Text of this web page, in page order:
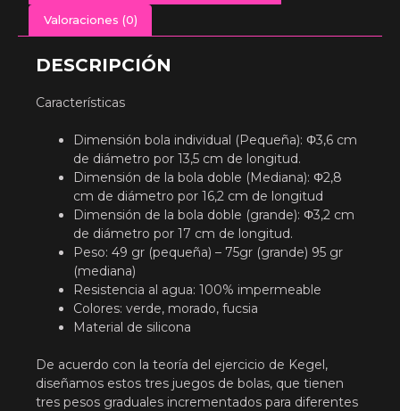
Valoraciones (0)
DESCRIPCIÓN
Características
Dimensión bola individual (Pequeña): Φ3,6 cm
de diámetro por 13,5 cm de longitud.
Dimensión de la bola doble (Mediana): Φ2,8
cm de diámetro por 16,2 cm de longitud
Dimensión de la bola doble (grande): Φ3,2 cm
de diámetro por 17 cm de longitud.
Peso: 49 gr (pequeña) – 75gr (grande) 95 gr
(mediana)
Resistencia al agua: 100% impermeable
Colores: verde, morado, fucsia
Material de silicona
De acuerdo con la teoría del ejercicio de Kegel,
diseñamos estos tres juegos de bolas, que tienen
tres pesos graduales incrementados para diferentes